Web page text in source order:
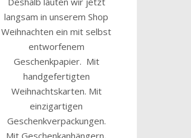
langsam in unserem Shop
Weihnachten ein mit selbst
entworfenem
Geschenkpapier. Mit
handgefertigten
Weihnachtskarten. Mit
einzigartigen
Geschenkverpackungen.